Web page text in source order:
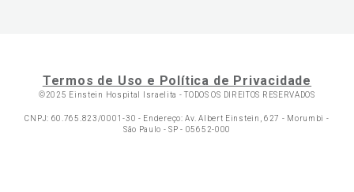
Termos de Uso e Política de Privacidade
©2025 Einstein Hospital Israelita -TODOS OS DIREITOS RESERVADOS
CNPJ: 60.765.823/0001-30 - Endereço: Av. Albert Einstein, 627 - Morumbi -
São Paulo - SP - 05652-000